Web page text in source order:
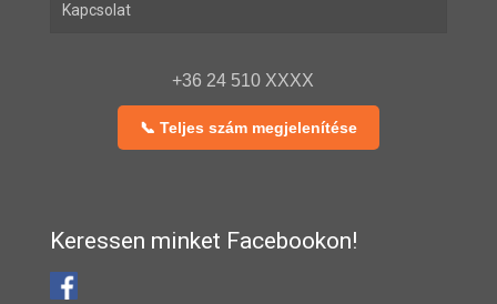
Kapcsolat
+36 24 510 XXXX
📞 Teljes szám megjelenítése
Keressen minket Facebookon!